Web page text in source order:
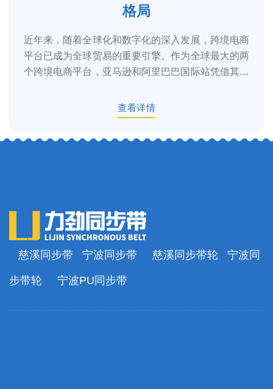
格局
近年来，随着全球化和数字化的深入发展，跨境电商
平台已成为全球贸易的重要引擎。作为全球最大的两
个跨境电商平台，亚马逊和阿里巴巴国际站凭借其庞
查看详情
慈溪同步带 宁波同步带 慈溪同步带轮 宁波同
步带轮 宁波PU同步带